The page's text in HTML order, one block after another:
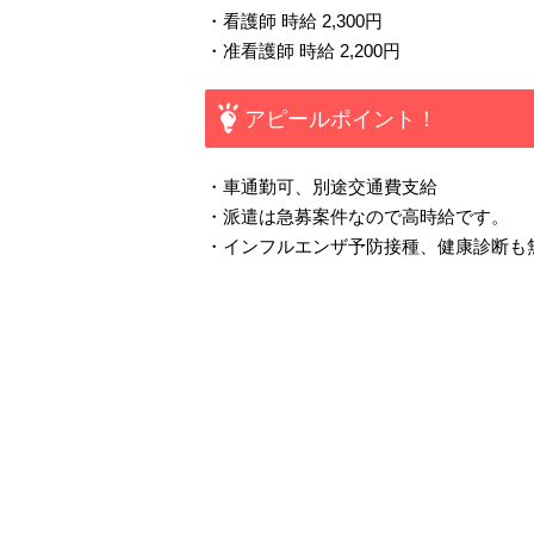
・看護師 時給 2,300円
・准看護師 時給 2,200円
アピールポイント！
・車通勤可、別途交通費支給
・派遣は急募案件なので高時給です。
・インフルエンザ予防接種、健康診断も